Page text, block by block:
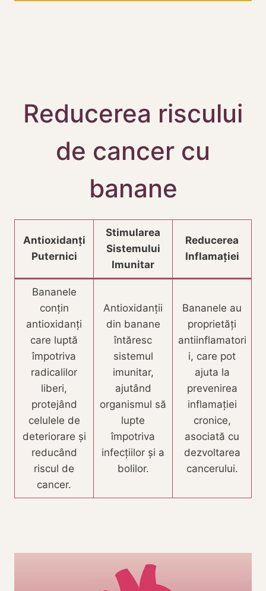
Reducerea riscului
de cancer cu
banane
Antioxidanți
Puternici
Stimularea
Sistemului
Imunitar
Reducerea
Inflamației
Bananele
conțin
antioxidanți
care luptă
împotriva
radicalilor
liberi,
protejând
celulele de
deteriorare și
reducând
riscul de
cancer.
Antioxidanții
din banane
întăresc
sistemul
imunitar,
ajutând
organismul să
lupte
împotriva
infecțiilor și a
bolilor.
Bananele au
proprietăți
antiinflamatori
i, care pot
ajuta la
prevenirea
inflamației
cronice,
asociată cu
dezvoltarea
cancerului.